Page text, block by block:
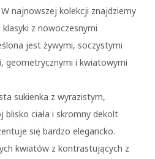
najnowszej kolekcji znajdziemy
z nowoczesnymi
jest żywymi, soczystymi
geometrycznymi i kwiatowymi
sukienka z wyrazistym,
ciała i skromny dekolt
się bardzo elegancko.
kwiatów z kontrastujących z